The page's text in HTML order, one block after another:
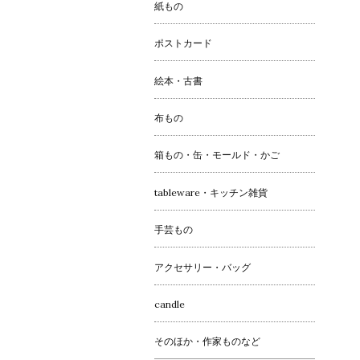
紙もの
ポストカード
絵本・古書
布もの
箱もの・缶・モールド・かご
tableware・キッチン雑貨
手芸もの
アクセサリー・バッグ
candle
そのほか・作家ものなど